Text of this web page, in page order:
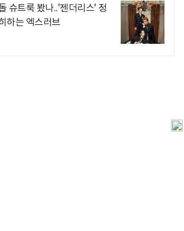
슈트룩 봤나..'젠더리스' 정
하는 엑스러브